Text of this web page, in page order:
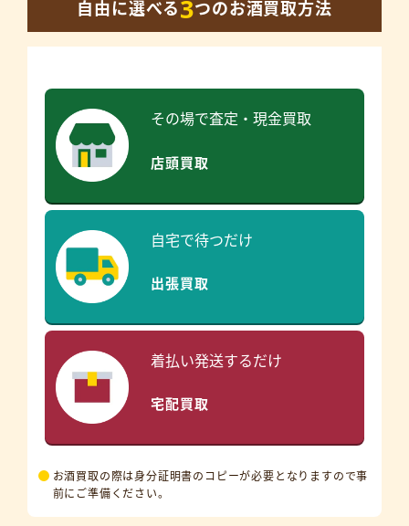
自由に選べる3つのお酒買取方法
その場で査定・現金買取
店頭買取
自宅で待つだけ
出張買取
着払い発送するだけ
宅配買取
お酒買取の際は身分証明書のコピーが必要となりますので事
前にご準備ください。